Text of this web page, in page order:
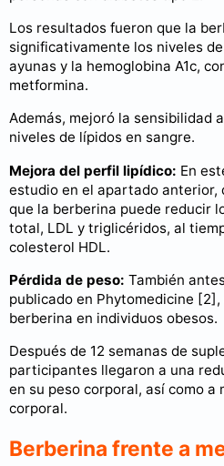
Los resultados fueron que la
significativamente los niveles
ayunas y la hemoglobina A1c,
metformina.
Además, mejoró la sensibilidad
niveles de lípidos en sangre.
Mejora del perfil lipídico: En
estudio en el apartado anterior,
que la berberina puede reducir
total, LDL y triglicéridos, al
colesterol HDL.
Pérdida de peso: También
publicado en Phytomedicine
berberina en individuos obesos.
Después de 12 semanas de
participantes llegaron a una
en su peso corporal, así como a
corporal.
Berberina frente a